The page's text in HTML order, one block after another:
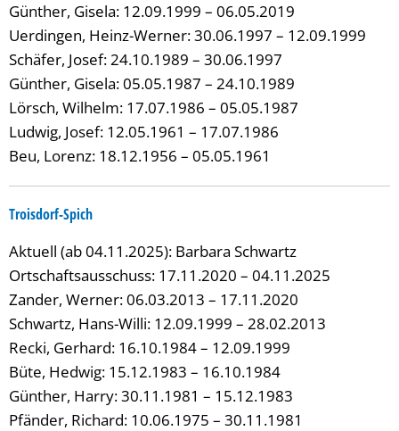
Günther, Gisela: 12.09.1999 – 06.05.2019
Uerdingen, Heinz-Werner: 30.06.1997 – 12.09.1999
Schäfer, Josef: 24.10.1989 – 30.06.1997
Günther, Gisela: 05.05.1987 – 24.10.1989
Lörsch, Wilhelm: 17.07.1986 – 05.05.1987
Ludwig, Josef: 12.05.1961 – 17.07.1986
Beu, Lorenz: 18.12.1956 – 05.05.1961
Troisdorf-Spich
Aktuell (ab 04.11.2025): Barbara Schwartz
Ortschaftsausschuss: 17.11.2020 – 04.11.2025
Zander, Werner: 06.03.2013 – 17.11.2020
Schwartz, Hans-Willi: 12.09.1999 – 28.02.2013
Recki, Gerhard: 16.10.1984 – 12.09.1999
Büte, Hedwig: 15.12.1983 – 16.10.1984
Günther, Harry: 30.11.1981 – 15.12.1983
Pfänder, Richard: 10.06.1975 – 30.11.1981